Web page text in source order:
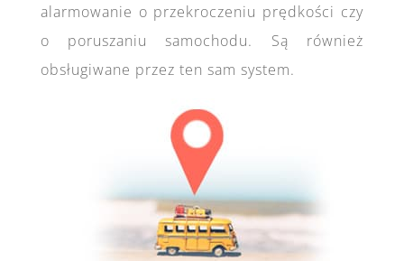
alarmowanie o przekroczeniu prędkości czy
o poruszaniu samochodu. Są również
obsługiwane przez ten sam system.